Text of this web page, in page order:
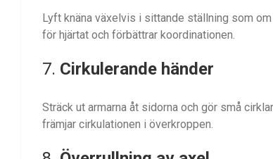
Lyft knäna växelvis i sittande ställning som
för hjärtat och förbättrar koordinationen.
7. Cirkulerande händer
Sträck ut armarna åt sidorna och gör små
främjar cirkulationen i överkroppen.